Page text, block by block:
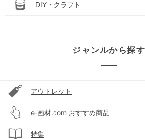
DIY・クラフト
ジャンルから探す
アウトレット
e-画材.com おすすめ商品
特集